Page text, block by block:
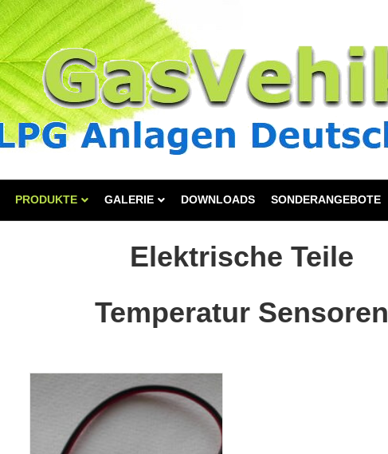
PRODUKTE GALERIE DOWNLOADS SONDERANGEBOTE
Elektrische Teile
Temperatur Sensoren